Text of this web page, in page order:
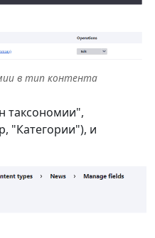
в тип контента
таксономии",
"Категории"), и